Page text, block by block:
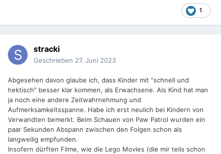
1
stracki
Geschrieben 27. Juni 2023
Abgesehen davon glaube ich, dass Kinder mit "schnell und
hektisch" besser klar kommen, als Erwachsene. Als Kind hat man
ja noch eine andere Zeitwahrnehmung und
Aufmerksamkeitsspanne. Habe ich erst neulich bei Kindern von
Verwandten bemerkt. Beim Schauen von Paw Patrol wurden ein
paar Sekunden Abspann zwischen den Folgen schon als
langweilig empfunden.
Insofern dürften Filme, wie die Lego Movies (die mir teils schon